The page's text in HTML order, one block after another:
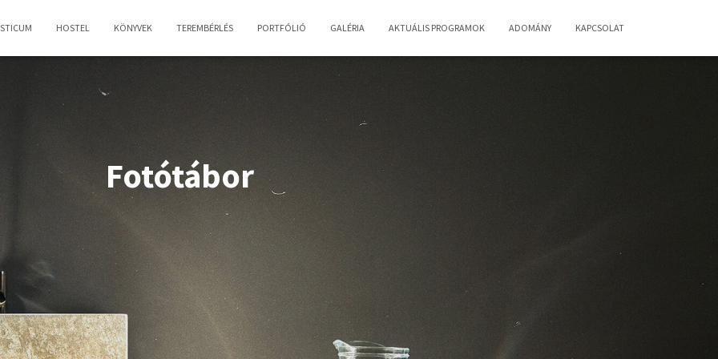
HOSTEL KÖNYVEK TEREMBÉRLÉS PORTFÓLIÓ GALÉRIA AKTUÁLIS PROGRAMOK ADOMÁNY KAPCSOLAT
Fotótábor